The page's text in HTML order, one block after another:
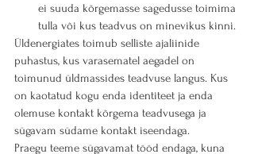
ei suuda kõrgemasse sagedusse toimima
tulla või kus teadvus on minevikus kinni.
Üldenergiates toimub selliste ajaliinide
puhastus, kus varasematel aegadel on
toimunud üldmassides teadvuse langus. Kus
on kaotatud kogu enda identiteet ja enda
olemuse kontakt kõrgema teadvusega ja
sügavam südame kontakt iseendaga.
Praegu teeme sügavamat tööd endaga, kuna